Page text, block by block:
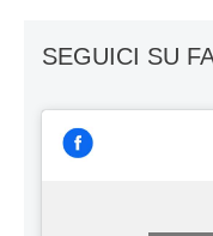
SEGUICI SU